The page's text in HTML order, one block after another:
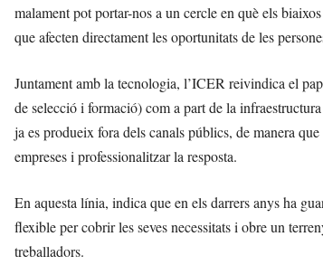
malament pot portar-nos a un cercle en què els
que afecten directament les oportunitats de les
Juntament amb la tecnologia, l’ICER reivindica el
de selecció i formació) com a part de la
ja es produeix fora dels canals públics, de manera
empreses i professionalitzar la resposta.
En aquesta línia, indica que en els darrers anys ha
flexible per cobrir les seves necessitats i obre un
treballadors.